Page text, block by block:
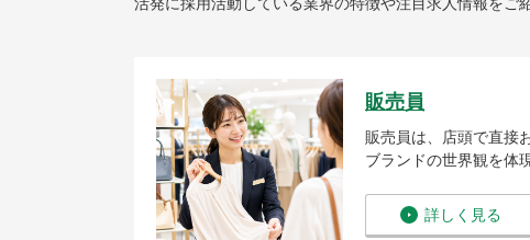
販売員
販売員は、店頭で直接
ブランドの世界観を体
詳しく見る